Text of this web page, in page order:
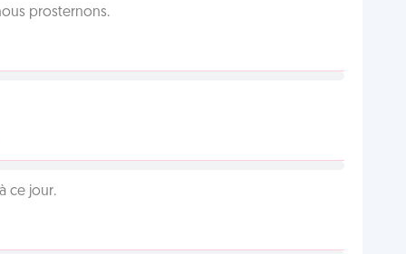
prosternons.
ce jour.